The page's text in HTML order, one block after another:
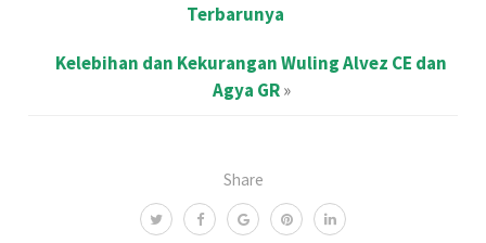
Share
Terbarunya
Kelebihan dan Kekurangan Wuling Alvez CE dan
Agya GR»